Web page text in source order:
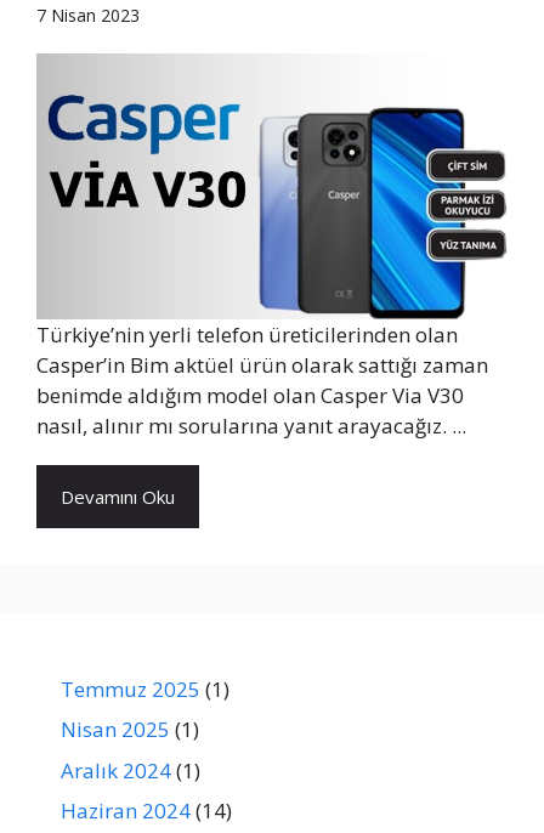
7 Nisan 2023
Türkiye’nin yerli telefon üreticilerinden olan
Casper’in Bim aktüel ürün olarak sattığı zaman
benimde aldığım model olan Casper Via V30
nasıl, alınır mı sorularına yanıt arayacağız. ...
Devamını Oku
Temmuz 2025 (1)
Nisan 2025 (1)
Aralık 2024(1)
Haziran 2024(14)